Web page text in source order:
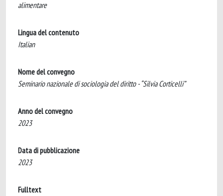
alimentare
Lingua del contenuto
Italian
Nome del convegno
Seminario nazionale di sociologia del diritto - “Silvia Corticelli”
Anno del convegno
2023
Data di pubblicazione
2023
Fulltext